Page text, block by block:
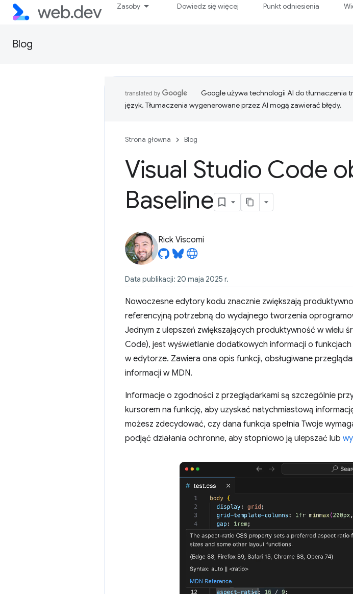
Zasoby Dowiedz się więcej Punkt odniesienia
Blog
Google używa technologii AI do tłumaczenia
język. Tłumaczenia wygenerowane przez AI mogą zawierać błędy.
Strona główna Blog
Visual Studio Code
Baseline
Rick Viscomi
Data publikacji: 20 maja 2025 r.
Nowoczesne edytory kodu znacznie zwiększają
referencyjną potrzebną do wydajnego tworzenia
Jednym z ulepszeń zwiększających produktywność w wielu
Code), jest wyświetlanie dodatkowych informacji o
w edytorze. Zawiera ona opis funkcji, obsługiwane
informacji w MDN.
Informacje o zgodności z przeglądarkami są szczególnie
kursorem na funkcję, aby uzyskać natychmiastową
możesz zdecydować, czy dana funkcja spełnia Twoje
podjąć działania ochronne, aby stopniowo ją ulepszać lub